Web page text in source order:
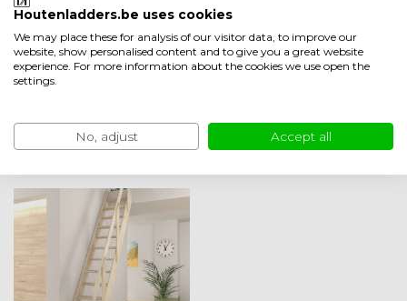
cm
Op bestelling Slechts 5-
10 werkdagen
EUR 625,00
Bekijken
80 cm
Op voorraad 2-3
werkdagen
EUR 869,00
Bekijken
Houtenladders.be uses cookies
We may place these for analysis of our visitor data, to improve our
website, show personalised content and to give you a great website
experience. For more information about the cookies we use open the
settings.
No, adjust Accept all